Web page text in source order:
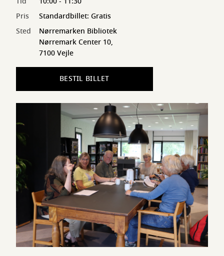
Pris
Standardbillet: Gratis
Sted
Nørremarken Bibliotek
Nørremark Center 10,
7100 Vejle
BESTIL BILLET